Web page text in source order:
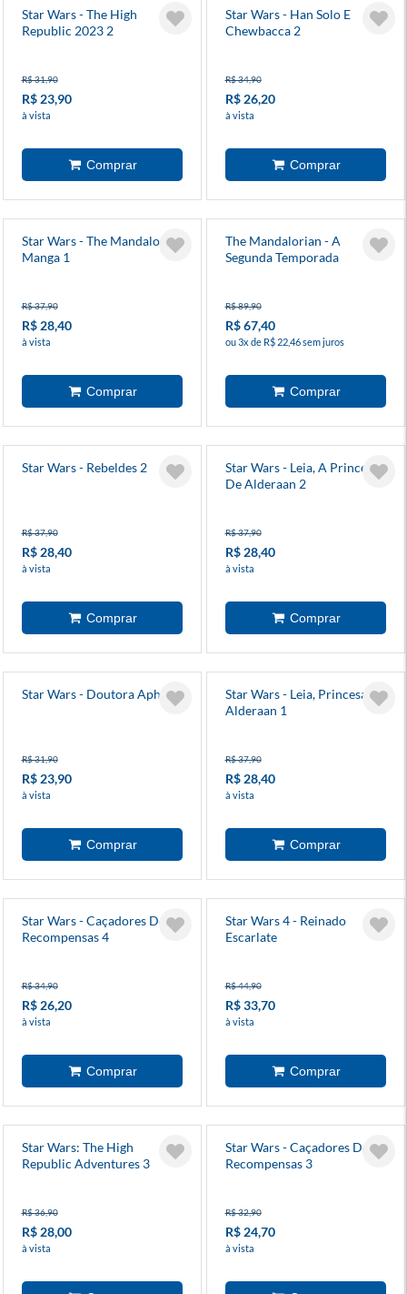
Star Wars - The High
Republic 2023 2
R$ 31,90
R$ 23,90
à vista
Star Wars - Han Solo E
Chewbacca 2
R$ 34,90
R$ 26,20
à vista
Star Wars - The Mandalorian
Manga 1
R$ 37,90
R$ 28,40
à vista
The Mandalorian - A
Segunda Temporada
R$ 89,90
R$ 67,40
ou 3x de R$ 22,46 sem juros
Star Wars - Rebeldes 2
R$ 37,90
R$ 28,40
à vista
Star Wars - Leia, A Princesa
De Alderaan 2
R$ 37,90
R$ 28,40
à vista
Star Wars - Doutora Aphra 4
R$ 31,90
R$ 23,90
à vista
Star Wars - Leia, Princesa De
Alderaan 1
R$ 37,90
R$ 28,40
à vista
Star Wars - Caçadores De
Recompensas 4
R$ 34,90
R$ 26,20
à vista
Star Wars 4 - Reinado
Escarlate
R$ 44,90
R$ 33,70
à vista
Star Wars: The High
Republic Adventures 3
R$ 36,90
R$ 28,00
à vista
Star Wars - Caçadores De
Recompensas 3
R$ 32,90
R$ 24,70
à vista